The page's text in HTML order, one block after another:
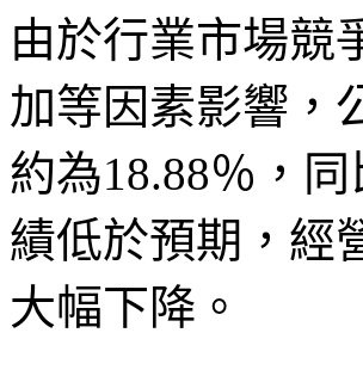
由於行業市場競
加等因素影響，
約為18.88％，
績低於預期，經
大幅下降。